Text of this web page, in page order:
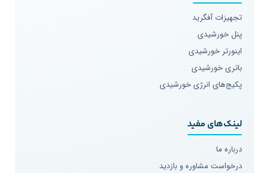
تجهیزات آفگرید
پنل خورشیدی
اینورتر خورشیدی
باتری خورشیدی
پکیج‌های انرژی خورشیدی
لینک‌های مفید
درباره ما
درخواست مشاوره و بازدید